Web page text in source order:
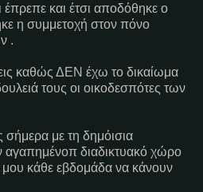
και έτσι αποδόθηκε ο
η συμμετοχή στον πόνο
.
καθώς ΔΕΝ έχω το δικαίωμα
τους οι οικοδεσπότες των
με τη δημόισια
διαδικτυακό χώρο
μου κάθε εβδομάδα να κάνουν